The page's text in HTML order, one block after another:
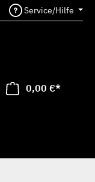
Service/Hilfe
0,00 €*